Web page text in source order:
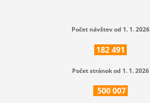
Počet návštev od 1. 1. 2026
182491
Počet stránok od 1. 1. 2026
500007